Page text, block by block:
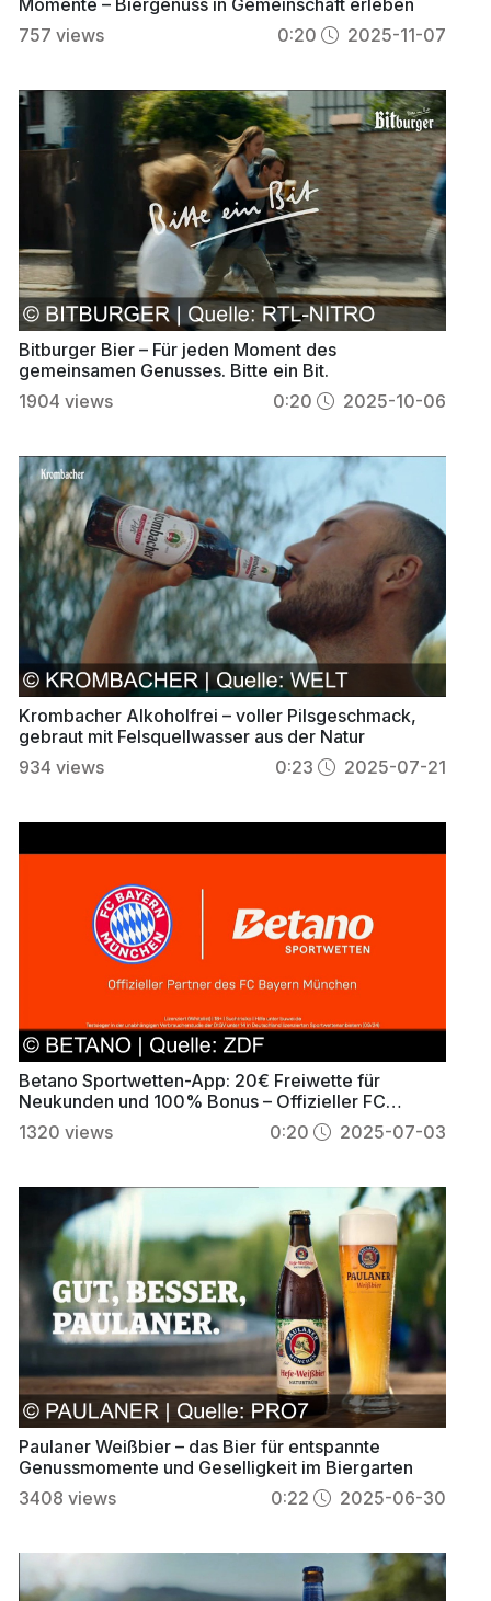
Momente – Biergenuss in Gemeinschaft erleben
757 views 0:20 2025-11-07
Bitburger Bier – Für jeden Moment des
gemeinsamen Genusses. Bitte ein Bit.
1904 views 0:20 2025-10-06
Krombacher Alkoholfrei – voller Pilsgeschmack,
gebraut mit Felsquellwasser aus der Natur
934 views 0:23 2025-07-21
Betano Sportwetten-App: 20€ Freiwette für
Neukunden und 100% Bonus – Offizieller FC
Bayern Partner
1320 views 0:20 2025-07-03
Paulaner Weißbier – das Bier für entspannte
Genussmomente und Geselligkeit im Biergarten
3408 views 0:22 2025-06-30